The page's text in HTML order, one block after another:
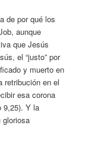
de por qué los
aunque
que Jesús
el “justo” por
y muerto en
retribución en el
esa corona
9,25). Y la
gloriosa